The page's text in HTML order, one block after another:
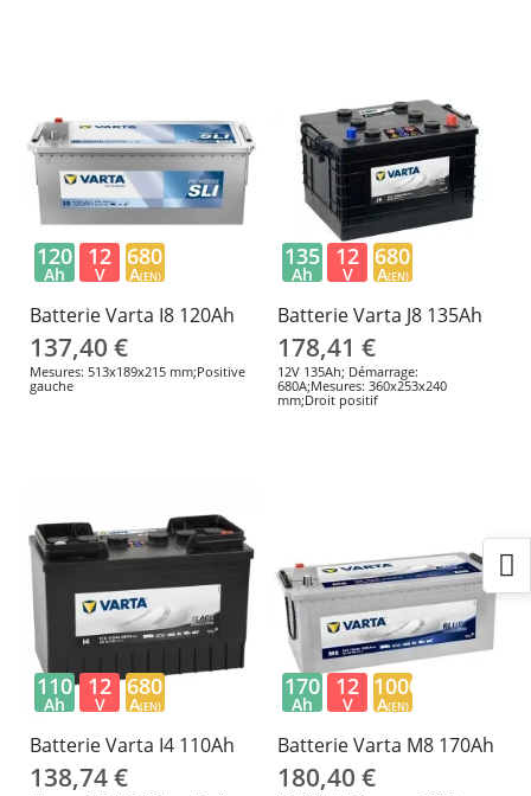
Batterie Varta I8 120Ah
137,40 €
Mesures: 513x189x215 mm;Positive
gauche
120
Ah
12
V
680
A(EN)
Batterie Varta J8 135Ah
178,41 €
12V 135Ah; Démarrage:
680A;Mesures: 360x253x240
mm;Droit positif
135
Ah
12
V
680
A(EN)
Batterie Varta I4 110Ah
138,74 €
110
Ah
12
V
680
A(EN)
Batterie Varta M8 170Ah
180,40 €
170
Ah
12
V
1000
A(EN)